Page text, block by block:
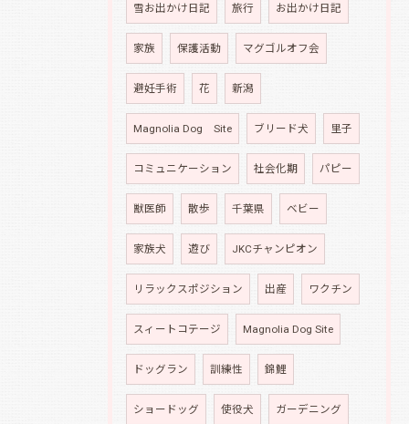
雪お出かけ日記 旅行 お出かけ日記
家族 保護活動 マグゴルオフ会
避妊手術 花 新潟
Magnolia Dog Site ブリード犬 里子
コミュニケーション 社会化期 パピー
獣医師 散歩 千葉県 ベビー
家族犬 遊び JKCチャンピオン
リラックスポジション 出産 ワクチン
スィートコテージ Magnolia Dog Site
ドッグラン 訓練性 錦鯉
ショードッグ 使役犬 ガーデニング